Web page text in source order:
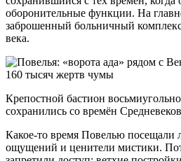
оборонительные функции. На
заброшенный больничный
века.
Крепостной бастион
сохранились со времён
Какое-то время Повелью посещали
ощущений и ценители мистики.